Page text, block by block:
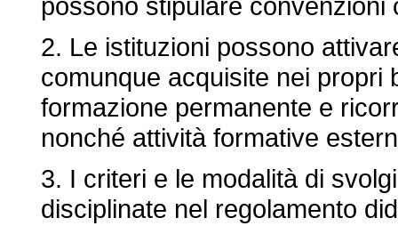
2. Le istituzioni possono
comunque acquisite nei propri
formazione permanente e
nonché attività formative
3. I criteri e le modalità di
disciplinate nel regolamento